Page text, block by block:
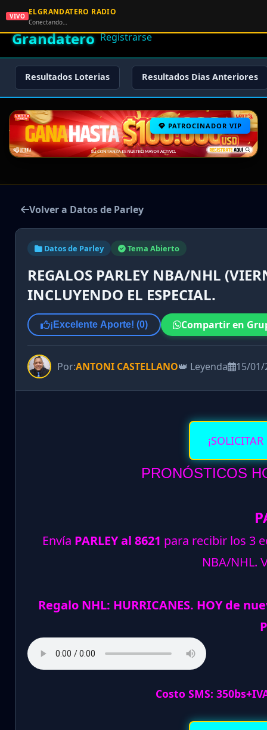
🌟 El
Grandatero Registrarse
Resultados Loterias Resultados Dias Anteriores
PATROCINADOR VIP
Volver a Datos de Parley
Datos de Parley Tema Abierto
REGALOS PARLEY NBA/NHL
INCLUYENDO EL ESPECIAL.
¡Excelente Aporte! (0) Compartir en
Por:ANTONI CASTELLANO👑 Leyenda 15/01/
PRONÓSTICOS
Envía PARLEY al 8621 para recibir los 3
NBA/NHL.
Regalo NHL: HURRICANES. HOY de
Costo SMS:
VIVO ELGRANDATERO RADIO
Conectando…